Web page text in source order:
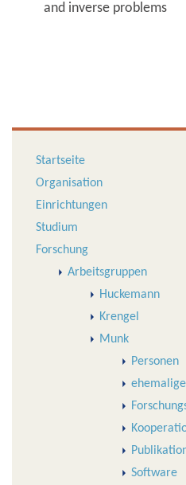
and inverse problems
Startseite
Organisation
Einrichtungen
Studium
Forschung
Arbeitsgruppen
Huckemann
Krengel
Munk
Personen
Software